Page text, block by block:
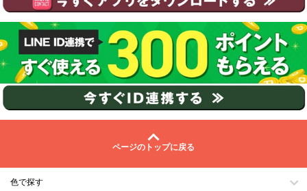
ページのトップに戻る
色で探す